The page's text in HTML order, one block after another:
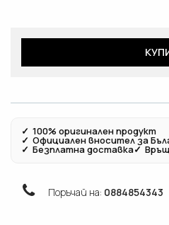
✓ 100% оригинален продукт
✓ Официален вносител за
✓ Безплатна доставка✓
Поръчай на: 0884854343